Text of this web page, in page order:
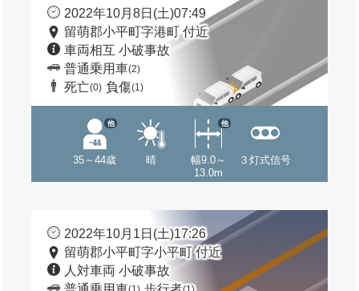
2022年10月8日(土)07:49
留萌郡小平町字港町 付近
車両相互 小破事故
普通乗用車(2)
死亡(0) 負傷(1)
35～44歳
他
晴
幅9.0～
13.0m
他
３灯式信号
2022年10月1日(土)17:26
留萌郡小平町字小平町 付近
人対車両 小破事故